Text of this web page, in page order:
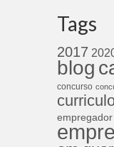
Tags
2017
blog
concurso
empregador